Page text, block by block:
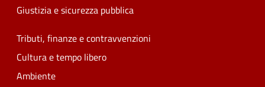
Giustizia e sicurezza pubblica
Tributi, finanze e contravvenzioni
Cultura e tempo libero
Ambiente